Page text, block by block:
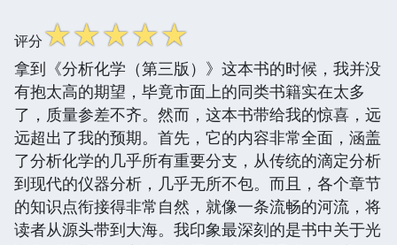
评分☆☆☆☆☆
拿到《分析化学（第三版）》这本书的时候，我并没
有抱太高的期望，毕竟市面上的同类书籍实在太多
了，质量参差不齐。然而，这本书带给我的惊喜，远
远超出了我的预期。首先，它的内容非常全面，涵盖
了分析化学的几乎所有重要分支，从传统的滴定分析
到现代的仪器分析，几乎无所不包。而且，各个章节
的知识点衔接得非常自然，就像一条流畅的河流，将
读者从源头带到大海。我印象最深刻的是书中关于光